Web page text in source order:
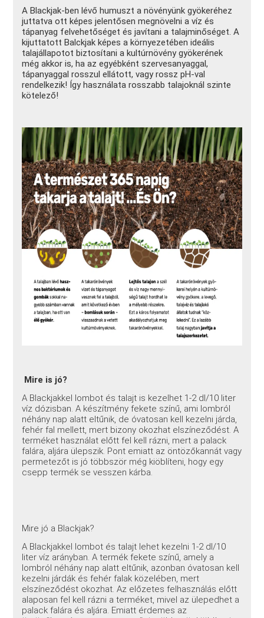
A Blackjak-ben lévő humuszt a növényünk gyökeréhez
juttatva ott képes jelentősen megnövelni a víz és
tápanyag felvehetőséget és javítani a talajminőséget. A
kijuttatott Balckjak képes a környezetében ideális
talajállapotot biztosítani a kultúrnövény gyökerének
még akkor is, ha az egyébként szervesanyaggal,
tápanyaggal rosszul ellátott, vagy rossz pH-val
rendelkezik! Így használata rosszabb talajoknál szinte
kötelező!
Mire is jó?
A Blackjakkel lombot és talajt is kezelhet 1-2 dl/10 liter
víz dózisban. A készítmény fekete színű, ami lombról
néhány nap alatt eltűnik, de óvatosan kell kezelni járda,
fehér fal mellett, mert bizony okozhat elszíneződést. A
terméket használat előtt fel kell rázni, mert a palack
falára, aljára ülepszik. Pont emiatt az öntözőkannát vagy
permetezőt is jó többször még kiöblíteni, hogy egy
csepp termék se vesszen kárba.
Mire jó a Blackjak?
A Blackjakkel lombot és talajt lehet kezelni 1-2 dl/10
liter víz arányban. A termék fekete színű, amely a
lombról néhány nap alatt eltűnik, azonban óvatosan kell
kezelni járdák és fehér falak közelében, mert
elszíneződést okozhat. Az előzetes felhasználás előtt
alaposan fel kell rázni a terméket, mivel az ülepedhet a
palack falára és aljára. Emiatt érdemes az